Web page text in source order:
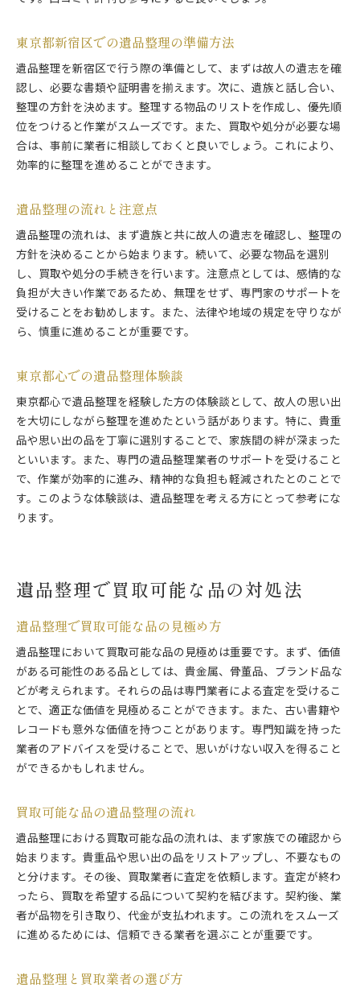
東京都新宿区での遺品整理の準備方法
遺品整理を新宿区で行う際の準備として、まずは故人の遺志を確
認し、必要な書類や証明書を揃えます。次に、遺族と話し合い、
整理の方針を決めます。整理する物品のリストを作成し、優先順
位をつけると作業がスムーズです。また、買取や処分が必要な場
合は、事前に業者に相談しておくと良いでしょう。これにより、
効率的に整理を進めることができます。
遺品整理の流れと注意点
遺品整理の流れは、まず遺族と共に故人の遺志を確認し、整理の
方針を決めることから始まります。続いて、必要な物品を選別
し、買取や処分の手続きを行います。注意点としては、感情的な
負担が大きい作業であるため、無理をせず、専門家のサポートを
受けることをお勧めします。また、法律や地域の規定を守りなが
ら、慎重に進めることが重要です。
東京都心での遺品整理体験談
東京都心で遺品整理を経験した方の体験談として、故人の思い出
を大切にしながら整理を進めたという話があります。特に、貴重
品や思い出の品を丁寧に選別することで、家族間の絆が深まった
といいます。また、専門の遺品整理業者のサポートを受けること
で、作業が効率的に進み、精神的な負担も軽減されたとのことで
す。このような体験談は、遺品整理を考える方にとって参考にな
ります。
遺品整理で買取可能な品の対処法
遺品整理で買取可能な品の見極め方
遺品整理において買取可能な品の見極めは重要です。まず、価値
がある可能性のある品としては、貴金属、骨董品、ブランド品な
どが考えられます。それらの品は専門業者による査定を受けるこ
とで、適正な価値を見極めることができます。また、古い書籍や
レコードも意外な価値を持つことがあります。専門知識を持った
業者のアドバイスを受けることで、思いがけない収入を得ること
ができるかもしれません。
買取可能な品の遺品整理の流れ
遺品整理における買取可能な品の流れは、まず家族での確認から
始まります。貴重品や思い出の品をリストアップし、不要なもの
と分けます。その後、買取業者に査定を依頼します。査定が終わ
ったら、買取を希望する品について契約を結びます。契約後、業
者が品物を引き取り、代金が支払われます。この流れをスムーズ
に進めるためには、信頼できる業者を選ぶことが重要です。
遺品整理と買取業者の選び方